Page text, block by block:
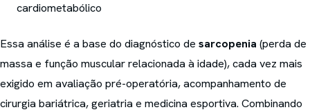
cardiometabólico
Essa análise é a base do diagnóstico de sarcopenia (perda de
massa e função muscular relacionada à idade), cada vez mais
exigido em avaliação pré-operatória, acompanhamento de
cirurgia bariátrica, geriatria e medicina esportiva. Combinando